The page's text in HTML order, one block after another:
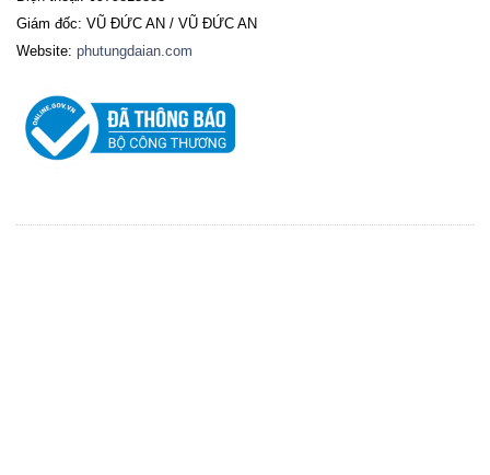
Giám đốc: VŨ ĐỨC AN / VŨ ĐỨC AN
Website: phutungdaian.com